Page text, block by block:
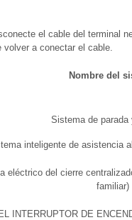
el cable del terminal
volver a conectar el cable.
Nombre del
Sistema de parada
inteligente de asistencia
eléctrico del cierre
familiar)
INTERRUPTOR DE